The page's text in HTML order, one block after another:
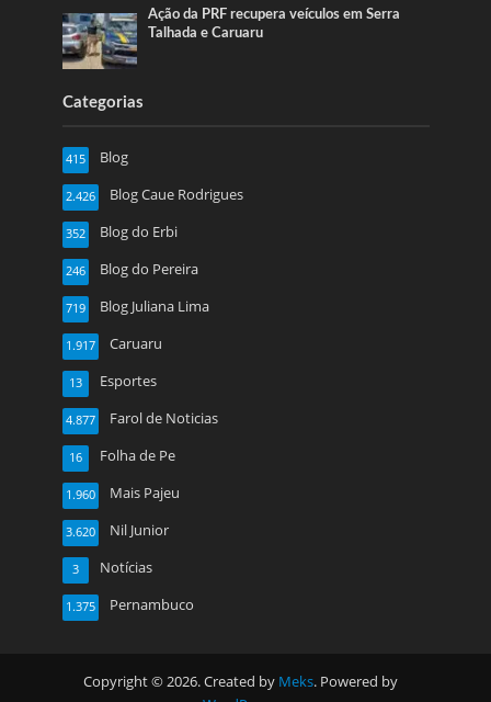
Ação da PRF recupera veículos em Serra
Talhada e Caruaru
Categorias
Blog
415
Blog Caue Rodrigues
2.426
Blog do Erbi
352
Blog do Pereira
246
Blog Juliana Lima
719
Caruaru
1.917
Esportes
13
Farol de Noticias
4.877
Folha de Pe
16
Mais Pajeu
1.960
Nil Junior
3.620
Notícias
3
Pernambuco
1.375
Copyright © 2026. Created by Meks. Powered by